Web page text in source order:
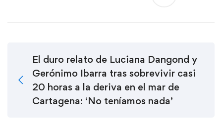
El duro relato de Luciana Dangond y
Gerónimo Ibarra tras sobrevivir casi
20 horas a la deriva en el mar de
Cartagena: ‘No teníamos nada’